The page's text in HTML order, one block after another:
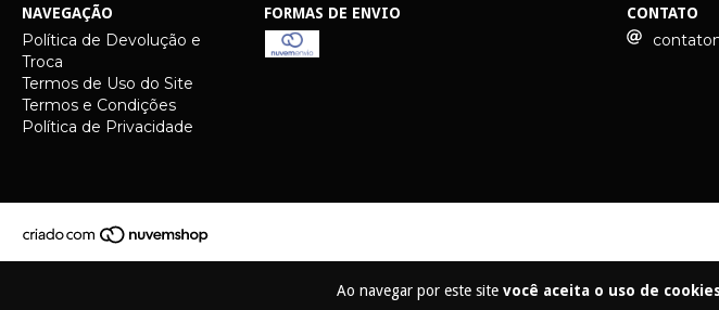
Ao navegar por este site você aceita o uso de
NAVEGAÇÃO
Política de Devolução e
Troca
Termos de Uso do Site
Termos e Condições
Política de Privacidade
FORMAS DE ENVIO CONTATO